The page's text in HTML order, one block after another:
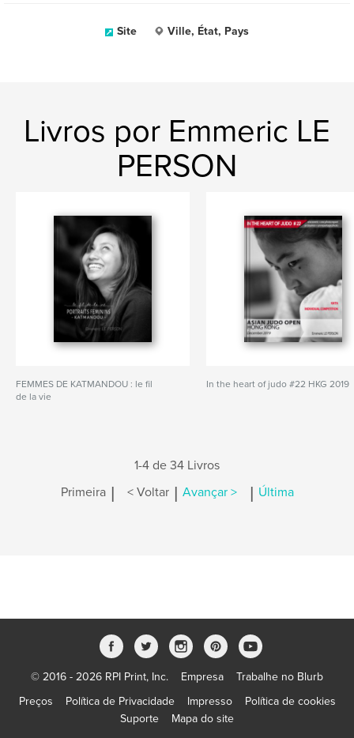
Site Ville, État, Pays
Livros por Emmeric LE
PERSON
FEMMES DE KATMANDOU : le fil
de la vie
In the heart of judo #22 HKG 2019
1-4 de 34 Livros
Primeira | < Voltar | Avançar > | Última
© 2016 - 2026 RPI Print, Inc. Empresa
Trabalhe no Blurb
Preços
Política de Privacidade Impresso
Política de cookies
Suporte
Mapa do site